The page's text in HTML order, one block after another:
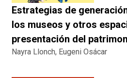
Estrategias de
los museos y otros
presentación del
Nayra Llonch, Eugeni Osácar